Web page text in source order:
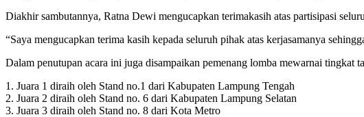
Diakhir sambutannya, Ratna Dewi mengucapkan terimakasih atas partisipasi
“Saya mengucapkan terima kasih kepada seluruh pihak atas kerjasamanya
Dalam penutupan acara ini juga disampaikan pemenang lomba mewarnai
1. Juara 1 diraih oleh Stand no.1 dari Kabupaten Lampung Tengah
2. Juara 2 diraih oleh Stand no. 6 dari Kabupaten Lampung Selatan
3. Juara 3 diraih oleh Stand no. 8 dari Kota Metro